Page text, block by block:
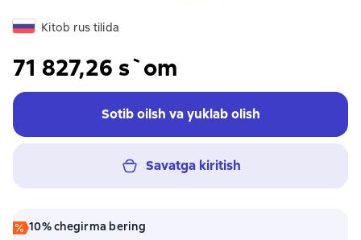
Kitob rus tilida
71 827,26 s`om
Sotib oilsh va yuklab olish
Savatga kiritish
10% chegirma bering